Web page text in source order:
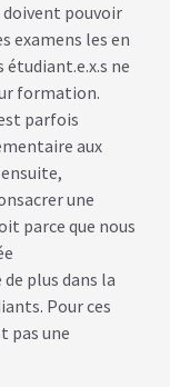
pouvoir
examens les en
étudiant.e.x.s ne
formation.
parfois
aux
une
parce que nous
plus dans la
Pour ces
pas une